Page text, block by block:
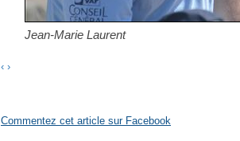
Jean-Marie Laurent
‹ ›
Commentez cet article sur Facebook